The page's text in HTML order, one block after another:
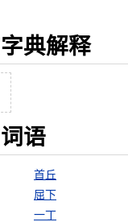
典解释
语
首丘
屈下
一丁